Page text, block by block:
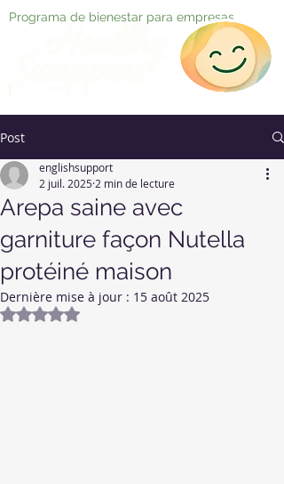
Programa de bienestar para empresas
Post
Arepa saine avec
garniture façon Nutella
protéiné maison
englishsupport
2 juil. 2025 2 min de lecture
Dernière mise à jour : 15 août 2025
Noté NaN étoiles sur 5.